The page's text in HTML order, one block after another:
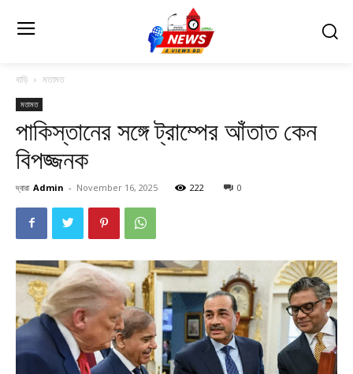
বাড়ি মতামত
মতামত
পাকিস্তানের সঙ্গে ট্রাম্পের আঁতাত কেন
বিপজ্জনক
দ্বারা Admin - November 16, 2025 222 0